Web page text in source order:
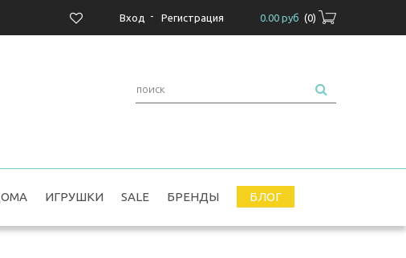
0.00 руб (0)
Вход - Регистрация
ИГРУШКИ SALE БРЕНДЫ БЛОГ